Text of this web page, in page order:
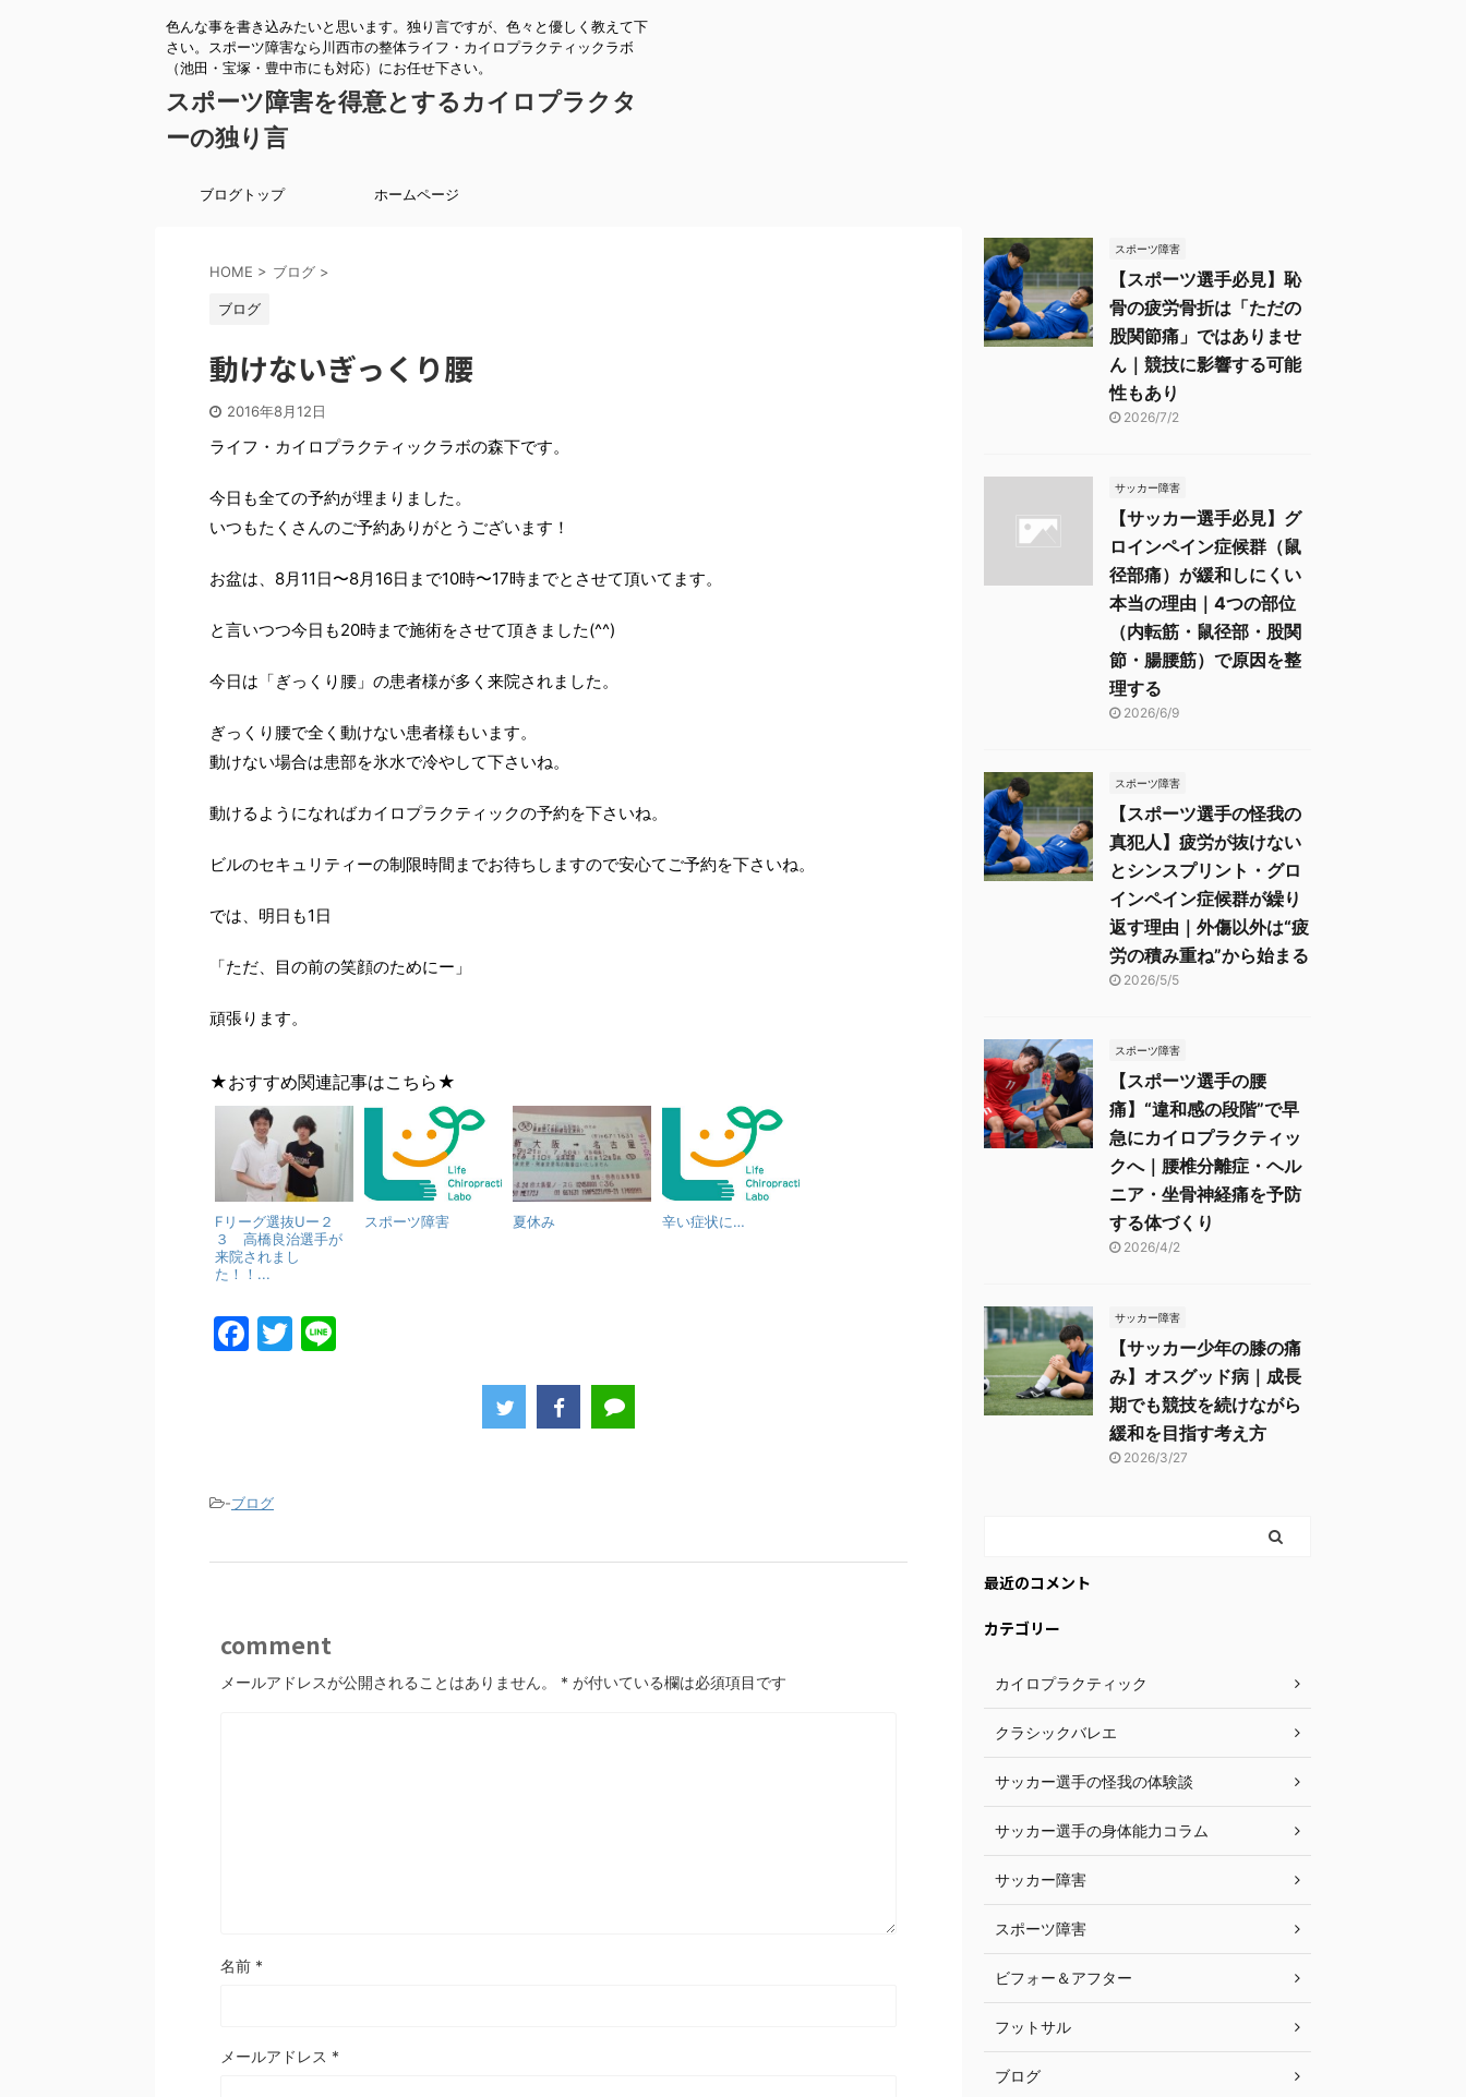
色んな事を書き込みたいと思います。独り言ですが、色々と優しく教えて下
さい。スポーツ障害なら川西市の整体ライフ・カイロプラクティックラボ
（池田・宝塚・豊中市にも対応）にお任せ下さい。
スポーツ障害を得意とするカイロプラクタ
ーの独り言
ブログトップ ホームページ
HOME > ブログ >
ブログ
動けないぎっくり腰
2016年8月12日
ライフ・カイロプラクティックラボの森下です。
今日も全ての予約が埋まりました。
いつもたくさんのご予約ありがとうございます！
お盆は、8月11日〜8月16日まで10時〜17時までとさせて頂いてます。
と言いつつ今日も20時まで施術をさせて頂きました(^^)
今日は「ぎっくり腰」の患者様が多く来院されました。
ぎっくり腰で全く動けない患者様もいます。
動けない場合は患部を氷水で冷やして下さいね。
動けるようになればカイロプラクティックの予約を下さいね。
ビルのセキュリティーの制限時間までお待ちしますので安心てご予約を下さいね。
では、明日も1日
「ただ、目の前の笑顔のためにー」
頑張ります。
★おすすめ関連記事はこちら★
Fリーグ選抜Uー２
３ 高橋良治選手が
来院されまし
た！！...
スポーツ障害 夏休み 辛い症状に…
F
o
k
T
-ブログ
comment
メールアドレスが公開されることはありません。 * が付いている欄は必須項目です
名前 *
メールアドレス *
スポーツ障害
【スポーツ選手必見】恥
骨の疲労骨折は「ただの
股関節痛」ではありませ
ん｜競技に影響する可能
性もあり
2026/7/2
サッカー障害
【サッカー選手必見】グ
ロインペイン症候群（鼠
径部痛）が緩和しにくい
本当の理由｜4つの部位
（内転筋・鼠径部・股関
節・腸腰筋）で原因を整
理する
2026/6/9
スポーツ障害
【スポーツ選手の怪我の
真犯人】疲労が抜けない
とシンスプリント・グロ
インペイン症候群が繰り
返す理由｜外傷以外は“疲
労の積み重ね”から始まる
2026/5/5
スポーツ障害
【スポーツ選手の腰
痛】“違和感の段階”で早
急にカイロプラクティッ
クへ｜腰椎分離症・ヘル
ニア・坐骨神経痛を予防
する体づくり
2026/4/2
サッカー障害
【サッカー少年の膝の痛
み】オスグッド病｜成長
期でも競技を続けながら
緩和を目指す考え方
2026/3/27
最近のコメント
カテゴリー
カイロプラクティック
クラシックバレエ
サッカー選手の怪我の体験談
サッカー選手の身体能力コラム
サッカー障害
スポーツ障害
ビフォー＆アフター
フットサル
ブログ